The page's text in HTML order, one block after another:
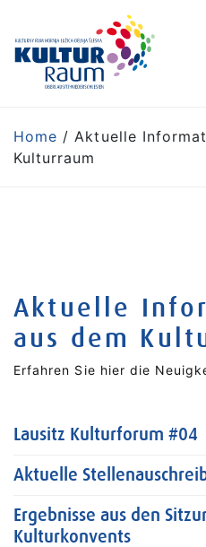
Home / Aktuelle
Kulturraum
Aktuelle
aus dem
Erfahren Sie hier die
Lausitz Kulturforum #04
Aktuelle
Ergebnisse aus den
Kulturkonvents